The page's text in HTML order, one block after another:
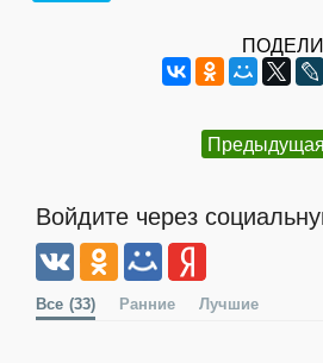
Войдите через
Все (33) Ранние Лучшие